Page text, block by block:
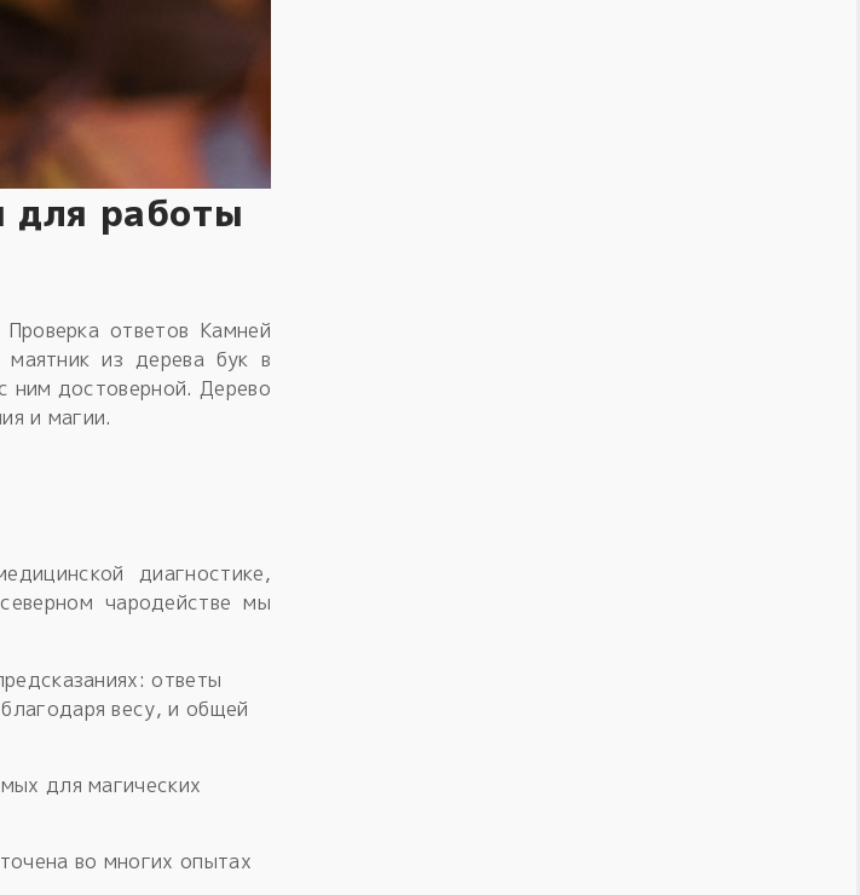
для работы
ответов Камней
маятник из дерева бук в
ним достоверной. Дерево
и магии.
диагностике,
чародействе мы
ответы
весу, и общей
для магических
во многих опытах